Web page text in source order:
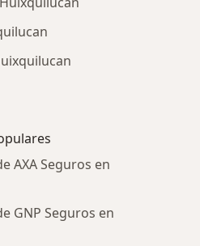
AXA Seguros en
GNP Seguros en